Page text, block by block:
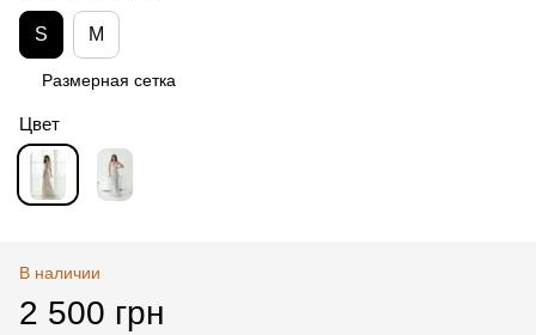
S M
Размерная сетка
Цвет
В наличии
2 500 грн